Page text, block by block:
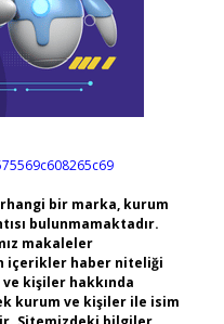
bir marka, kurum
bulunmamaktadır.
makaleler
içerikler haber niteliği
kişiler hakkında
kurum ve kişiler ile isim